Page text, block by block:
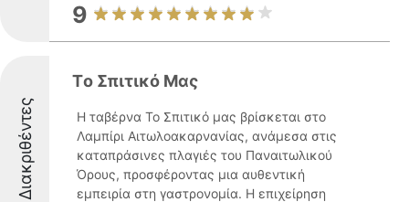
9
Διακριθέντες
Tο Σπιτικό Μας
Η ταβέρνα Το Σπιτικό μας βρίσκεται στο
Λαμπίρι Αιτωλοακαρνανίας, ανάμεσα στις
καταπράσινες πλαγιές του Παναιτωλικού
Όρους, προσφέροντας μια αυθεντική
εμπειρία στη γαστρονομία. Η επιχείρηση